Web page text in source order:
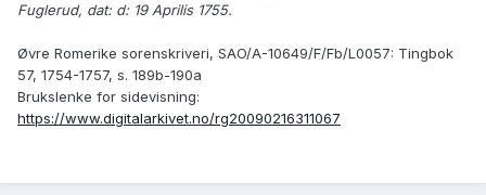
Fuglerud, dat: d: 19 Aprilis 1755.
Øvre Romerike sorenskriveri, SAO/A-10649/F/Fb/L0057: Tingbok
57, 1754-1757, s. 189b-190a
Brukslenke for sidevisning:
https://www.digitalarkivet.no/rg20090216311067